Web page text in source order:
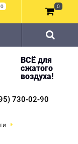
ВСЁ для
сжатого
воздуха!
730-02-90
0 0